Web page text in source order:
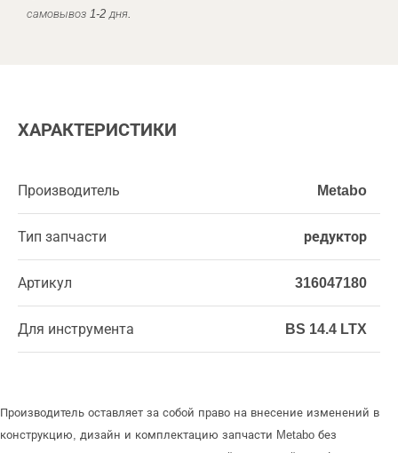
самовывоз 1-2 дня.
ХАРАКТЕРИСТИКИ
Производитель Metabo
Тип запчасти редуктор
Артикул 316047180
Для инструмента BS 14.4 LTX
Производитель оставляет за собой право на внесение изменений в
конструкцию, дизайн и комплектацию запчасти Metabo без